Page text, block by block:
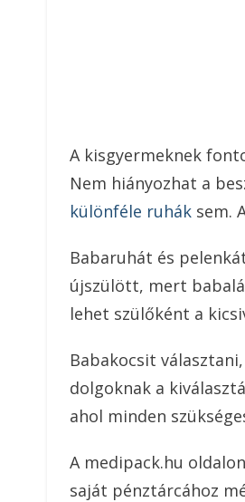
A kisgyermeknek
Nem hiányozhat a
különféle ruhák sem.
Babaruhát és
újszülött, mert
lehet szülőként a
Babakocsit
dolgoknak a
ahol minden
A medipack.hu
saját pénztárcához